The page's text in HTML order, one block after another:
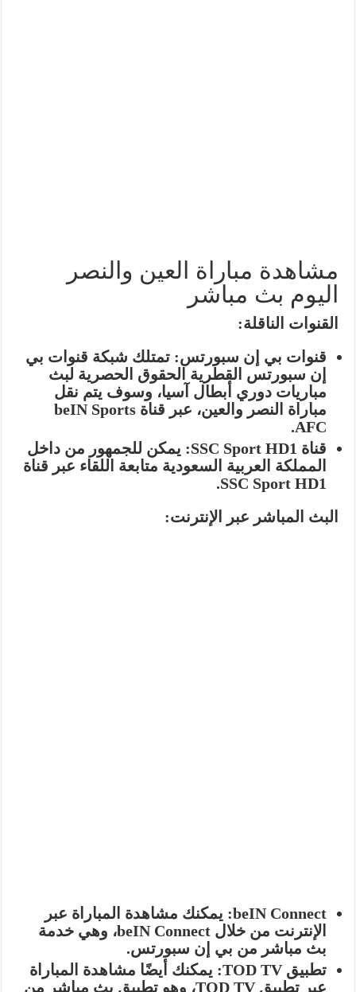
مشاهدة مباراة العين والنصر
اليوم بث مباشر
القنوات الناقلة:
قنوات بي إن سبورتس: تمتلك شبكة قنوات بي
إن سبورتس القطرية الحقوق الحصرية لبث
مباريات دوري أبطال آسيا، وسوف يتم نقل
مباراة النصر والعين، عبر قناةbeIN Sports
AFC
.
قناة SSC Sport HD1:
يمكن للجمهور من داخل
المملكة العربية السعودية متابعة اللقاء عبر قناة
SSC Sport HD1
.
البث المباشر عبر الإنترنت:
beIN Connect: يمكنك مشاهدة المباراة عبر
الإنترنت من خلالbeIN Connect، وهي خدمة
بث مباشر من بي إن سبورتس.
تطبيق TOD TV:
يمكنك أيضًا مشاهدة المباراة
عبر تطبيقTOD TV، وهو تطبيق بث مباشر من